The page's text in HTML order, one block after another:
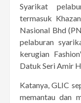
Syarikat
termasuk
Nasional Bhd
pelaburan
kerugian
Datuk Seri Amir
Katanya, GLIC
memantau dan